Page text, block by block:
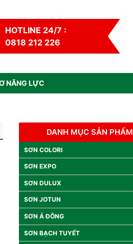
HOTLINE 24/7 :
0818 212 226
NĂNG LỰC
DANH MỤC SẢN PHẨM
SƠN COLORI
SƠN EXPO
SƠN DULUX
SƠN JOTUN
SƠN Á ĐÔNG
SƠN BẠCH TUYẾT